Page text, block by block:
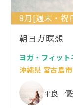
8月[週末・祝
朝ヨガ瞑想
ヨガ・フィット
沖縄県 宮古島市
平良 優